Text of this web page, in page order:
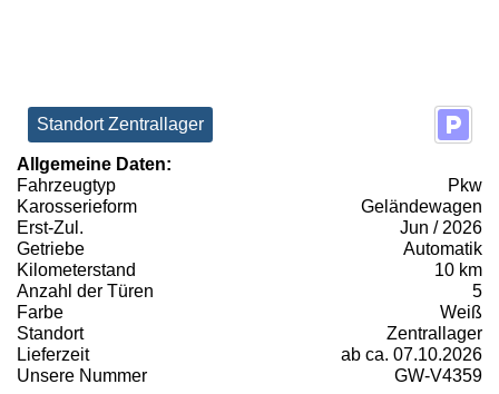
Standort Zentrallager
Allgemeine Daten:
Fahrzeugtyp
Pkw
Karosserieform
Geländewagen
Erst-Zul.
Jun / 2026
Getriebe
Automatik
Kilometerstand
10 km
Anzahl der Türen
5
Farbe
Weiß
Standort
Zentrallager
Lieferzeit
ab ca. 07.10.2026
Unsere Nummer
GW-V4359